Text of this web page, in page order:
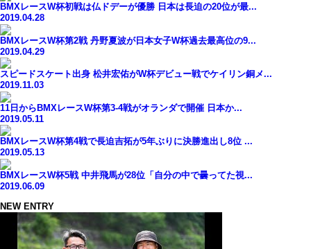
BMXレースW杯初戦は仏ドデーが優勝 日本は長迫の20位が最...
2019.04.28
BMXレースW杯第2戦 丹野夏波が日本女子W杯過去最高位の9...
2019.04.29
スピードスケート出身 松井宏佑がW杯デビュー戦でケイリン銅メ...
2019.11.03
11日からBMXレースW杯第3-4戦がオランダで開催 日本か...
2019.05.11
BMXレースW杯第4戦で長迫吉拓が5年ぶりに決勝進出し8位 ...
2019.05.13
BMXレースW杯5戦 中井飛馬が28位「自分の中で曇ってた視...
2019.06.09
NEW ENTRY